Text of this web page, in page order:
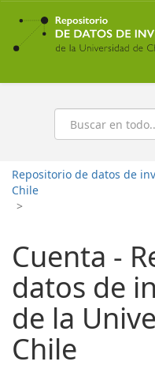
Ir
contenido
principal
Buscar
Repositorio de datos de
Chile
>
Cuenta -
datos de
de la
Chile